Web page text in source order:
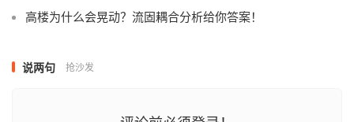
高楼为什么会晃动？流固耦合分析给你答案！
说两句 抢沙发